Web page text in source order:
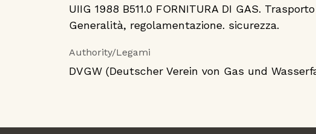
UIIG 1988 B511.0 FORNITURA DI GAS.
Generalità, regolamentazione. sicurezza.
Authority/Legami
DVGW (Deutscher Verein von Gas und